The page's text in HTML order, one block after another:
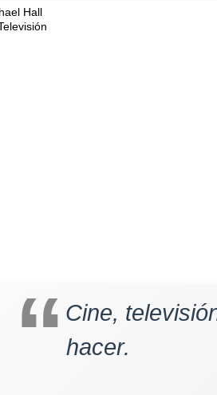
Hall
Cine,
hacer.